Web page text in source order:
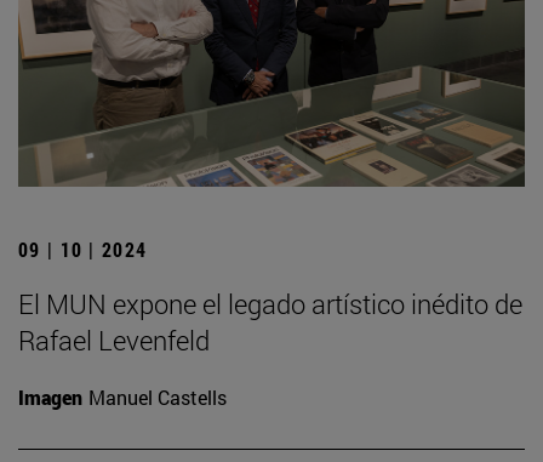
09 | 10 | 2024
El MUN expone el legado artístico inédito de
Rafael Levenfeld
Imagen Manuel Castells